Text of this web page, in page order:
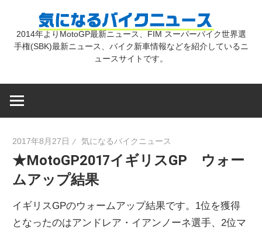
気
バ
イ
2014年よりMotoGP最新ニュース、FIM スーパーバイク世界選
手権(SBK)最新ニュース、バイク新車情報などを紹介しているニ
ュースサイトです。
2017年8月27日 気になるバイクニュース
★MotoGP2017イギリスGP ウォー
ムアップ結果
イギリスGPのウォームアップ結果です。1位を獲得
となったのはアンドレア・イアンノーネ選手、2位マ